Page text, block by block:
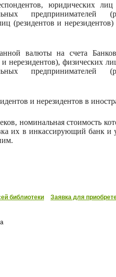
юридических лиц
предпринимателей
(резидентов и
валюты на счета
нерезидентов), физических
предпринимателей
и нерезидентов в
номинальная стоимость
их в инкассирующий банк и
библиотеки
Заявка для